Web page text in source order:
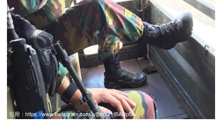
引用： https://www.instagram.com/p/BmX2_tBAUp5/